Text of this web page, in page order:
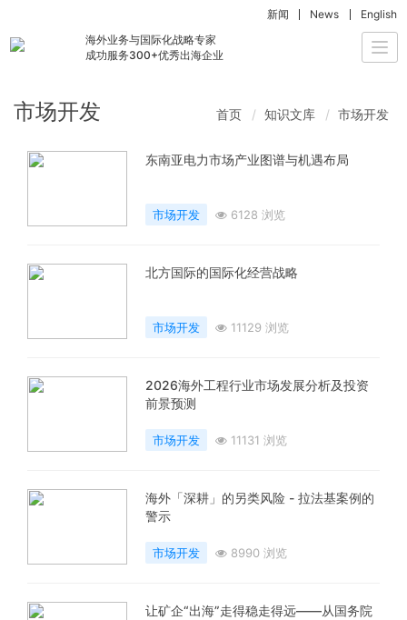
海外业务与国际化战略专家
成功服务300+优秀出海企业
新闻 News English
市场开发 首页 知识文库 市场开发
东南亚电力市场产业图谱与机遇布局
市场开发 6128 浏览
北方国际的国际化经营战略
市场开发 11129 浏览
2026海外工程行业市场发展分析及投资
前景预测
市场开发 11131 浏览
海外「深耕」的另类风险 - 拉法基案例的
警示
市场开发 8990 浏览
让矿企“出海”走得稳走得远——从国务院